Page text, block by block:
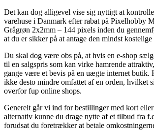
Det kan dog alligevel vise sig nyttigt at
varehuse i Danmark efter rabat på Pixelhobby
Grågrøn 2x2mm – 144 pixels inden du
at du er sikker på at antage den mindst kostelige
Du skal dog være obs på, at hvis en e-shop
til en salgspris som kan virke hamrende
gange være et bevis på en uægte internet butik.
ikke desto mindre omfattet af en orden, hvilket
overfor fup online shops.
Generelt går vi ind for bestillinger med kort
alternativ kunne du drage nytte af et tilbud fra
forudsat du foretrækker at betale